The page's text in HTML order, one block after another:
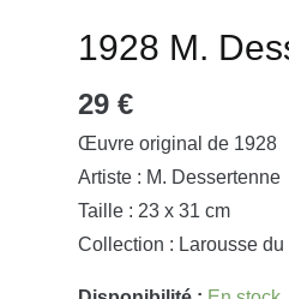
1928 M.
29€
Œuvre original de 1928
Artiste : M. Dessertenne
Taille : 23 x 31 cm
Collection : Larousse
quantité
1928
M.
Dessertenne
-
Froid